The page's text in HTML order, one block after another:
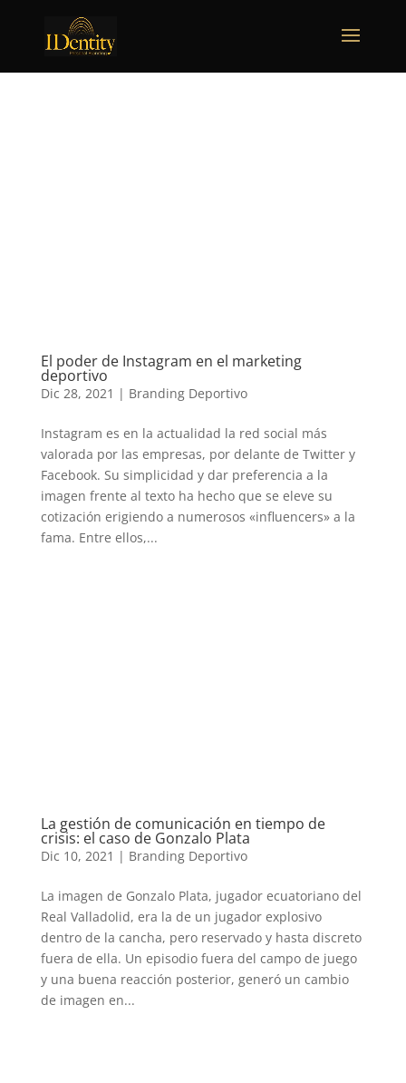
El poder de Instagram en el marketing
deportivo
Dic 28, 2021 | Branding Deportivo
Instagram es en la actualidad la red social más
valorada por las empresas, por delante de Twitter y
Facebook. Su simplicidad y dar preferencia a la
imagen frente al texto ha hecho que se eleve su
cotización erigiendo a numerosos «influencers» a la
fama. Entre ellos,...
La gestión de comunicación en tiempo de
crisis: el caso de Gonzalo Plata
Dic 10, 2021 | Branding Deportivo
La imagen de Gonzalo Plata, jugador ecuatoriano del
Real Valladolid, era la de un jugador explosivo
dentro de la cancha, pero reservado y hasta discreto
fuera de ella. Un episodio fuera del campo de juego
y una buena reacción posterior, generó un cambio
de imagen en...